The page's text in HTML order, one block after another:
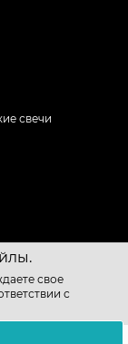
свое
с
свечи